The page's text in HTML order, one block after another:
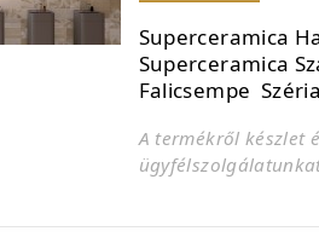
Superceramica
Superceramica
Falicsempe
A termékről készlet